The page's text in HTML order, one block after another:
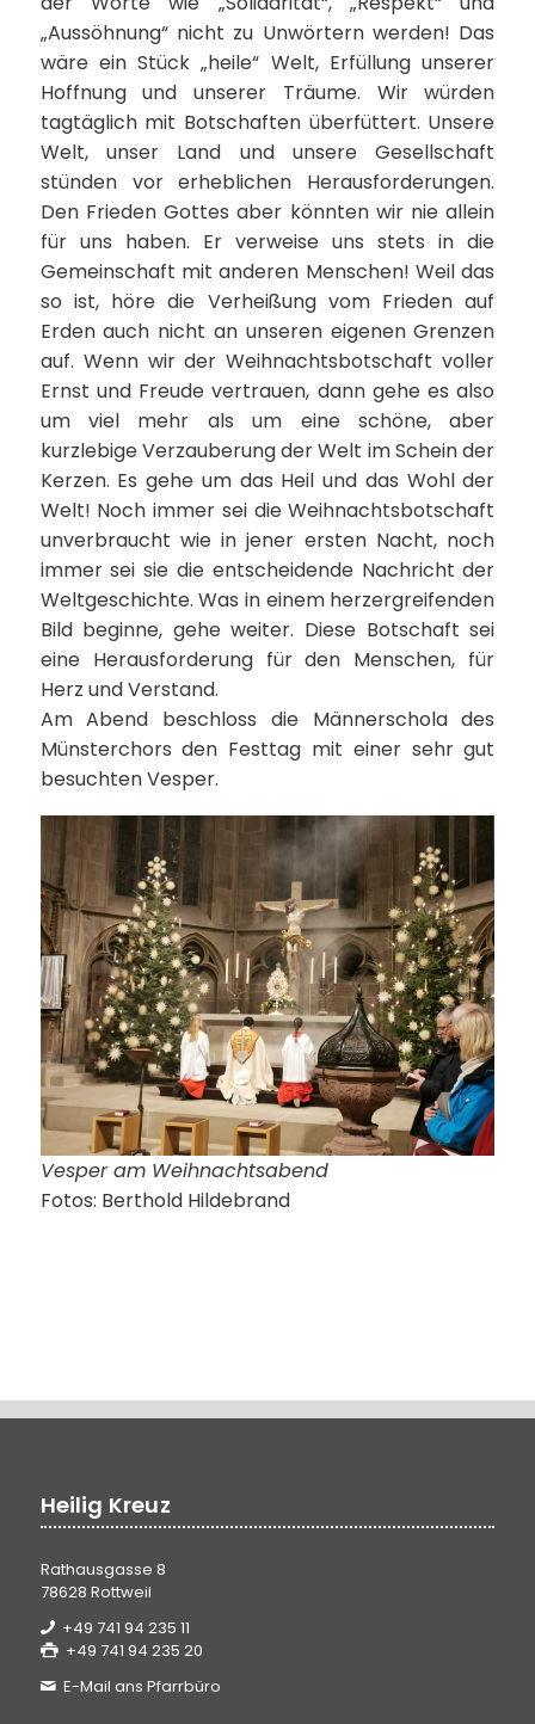
„Aussöhnung“ nicht zu Unwörtern werden! Das
wäre ein Stück „heile“ Welt, Erfüllung unserer
Hoffnung und unserer Träume. Wir würden
tagtäglich mit Botschaften überfüttert. Unsere
Welt, unser Land und unsere Gesellschaft
stünden vor erheblichen Herausforderungen.
Den Frieden Gottes aber könnten wir nie allein
für uns haben. Er verweise uns stets in die
Gemeinschaft mit anderen Menschen! Weil das
so ist, höre die Verheißung vom Frieden auf
Erden auch nicht an unseren eigenen Grenzen
auf. Wenn wir der Weihnachtsbotschaft voller
Ernst und Freude vertrauen, dann gehe es also
um viel mehr als um eine schöne, aber
kurzlebige Verzauberung der Welt im Schein der
Kerzen. Es gehe um das Heil und das Wohl der
Welt! Noch immer sei die Weihnachtsbotschaft
unverbraucht wie in jener ersten Nacht, noch
immer sei sie die entscheidende Nachricht der
Weltgeschichte. Was in einem herzergreifenden
Bild beginne, gehe weiter. Diese Botschaft sei
eine Herausforderung für den Menschen, für
Herz und Verstand.
Am Abend beschloss die Männerschola des
Münsterchors den Festtag mit einer sehr gut
besuchten Vesper.
Vesper am Weihnachtsabend
Fotos: Berthold Hildebrand
Heilig Kreuz
Rathausgasse 8
78628 Rottweil
+49 741 94 235 11
+49 741 94 235 20
E-Mail ans Pfarrbüro